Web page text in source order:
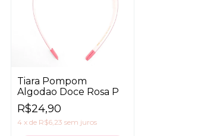
Tiara Pompom
Algodao Doce Rosa P
R$24,90
4 x de R$6,23 sem juros